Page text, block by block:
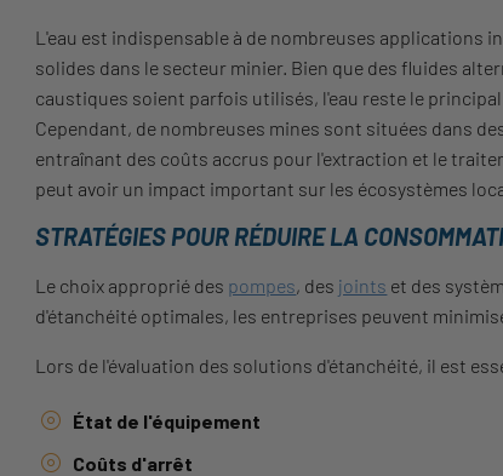
L'eau est indispensable à de nombreuses
solides dans le secteur minier. Bien que des fluides
caustiques soient parfois utilisés, l'eau reste le
Cependant, de nombreuses mines sont situées dans
entraînant des coûts accrus pour l'extraction et le
peut avoir un impact important sur les écosystèmes
STRATÉGIES POUR RÉDUIRE LA
Le choix approprié des pompes, des joints et des
d'étanchéité optimales, les entreprises peuvent
Lors de l'évaluation des solutions d'étanchéité, il est
État de l'équipement
Coûts d'arrêt